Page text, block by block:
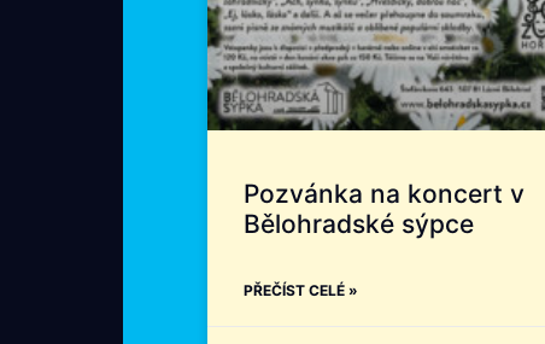
Pozvánka na koncert v
Bělohradské sýpce
PŘEČÍST CELÉ »